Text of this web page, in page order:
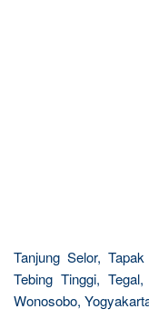
Tanjung Selor,
Tebing Tinggi, Tegal,
Wonosobo,